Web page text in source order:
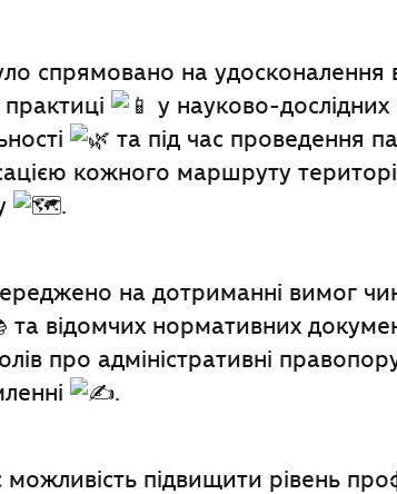
спрямовано на удосконалення
у науково-дослідних
та під час проведення
кожного маршруту
.
на дотриманні вимог
та відомчих нормативних
про адміністративні
.
підвищити рівень